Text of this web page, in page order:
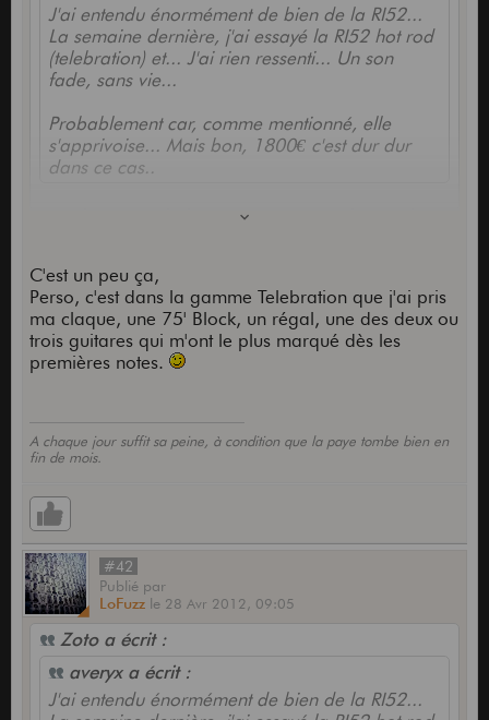
J'ai entendu énormément de bien de la RI52...
La semaine dernière, j'ai essayé la RI52 hot rod
(telebration) et... J'ai rien ressenti... Un son
fade, sans vie...
Probablement car, comme mentionné, elle
s'apprivoise... Mais bon, 1800€ c'est dur dur
dans ce cas..
Faut lui rentré dedans, pas joué tous doux, à la
C'est un peu ça,
Perso, c'est dans la gamme Telebration que j'ai pris
ma claque, une 75' Block, un régal, une des deux ou
trois guitares qui m'ont le plus marqué dès les
premières notes.
A chaque jour suffit sa peine, à condition que la paye tombe bien en
fin de mois.
#42
Publié par
LoFuzz le 28 Avr 2012, 09:05
Zoto a écrit :
averyx a écrit :
J'ai entendu énormément de bien de la RI52...